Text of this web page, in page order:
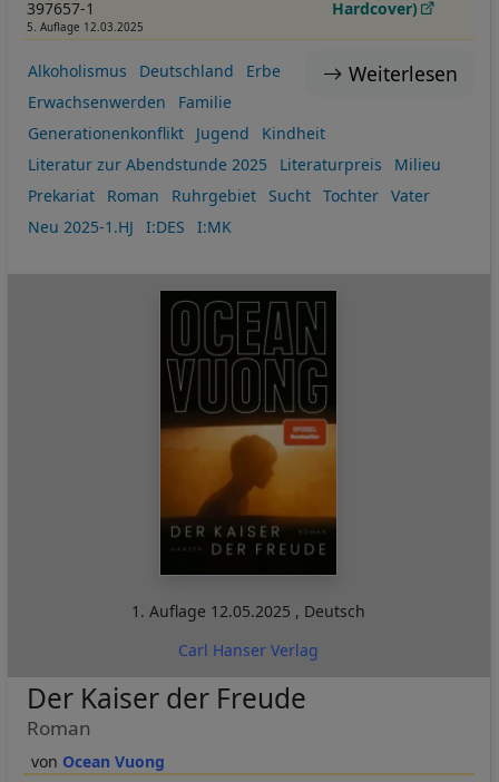
397657-1
5. Auflage 12.03.2025
Hardcover)
Weiterlesen
Alkoholismus Deutschland
Erbe
Erwachsenwerden
Familie
Generationenkonflikt
Jugend
Kindheit
Literatur zur Abendstunde 2025
Literaturpreis
Milieu
Prekariat
Roman Ruhrgebiet Sucht Tochter
Vater
Neu 2025-1.HJ
I:DES I:MK
1. Auflage 12.05.2025 , Deutsch
Carl Hanser Verlag
Ocean Vuong
Der Kaiser der Freude
Roman